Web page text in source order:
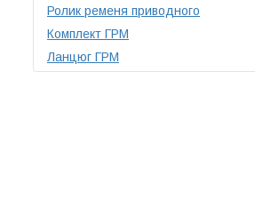
Ролик ременя приводного
Комплект ГРМ
Ланцюг ГРМ